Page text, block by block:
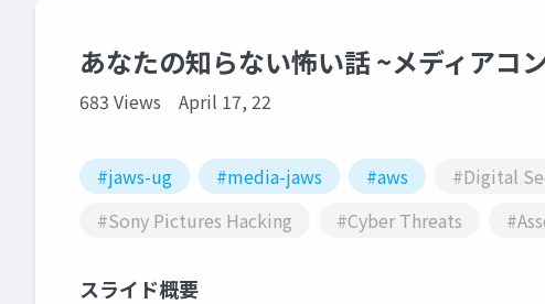
あなたの知らない怖い話 ~メディアコ
683 Views April 17, 22
#jaws-ug #media-jaws #aws #Digital
#Sony Pictures Hacking
#Cyber Threats
スライド概要